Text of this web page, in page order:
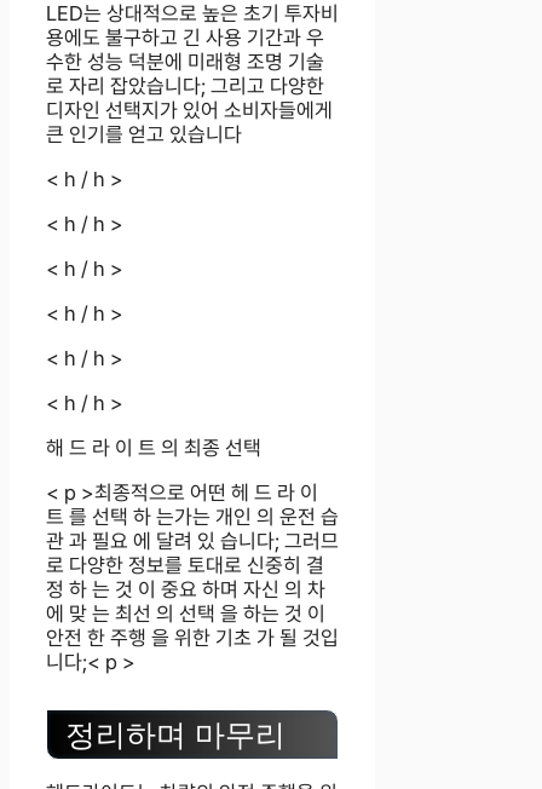
LED는 상대적으로 높은 초기 투자비
용에도 불구하고 긴 사용 기간과 우
수한 성능 덕분에 미래형 조명 기술
로 자리 잡았습니다; 그리고 다양한
디자인 선택지가 있어 소비자들에게
큰 인기를 얻고 있습니다
< h / h >
< h / h >
< h / h >
< h / h >
< h / h >
< h / h >
해 드 라 이 트 의 최종 선택
< p >최종적으로 어떤 헤 드 라 이
트 를 선택 하 는가는 개인 의 운전 습
관 과 필요 에 달려 있 습니다; 그러므
로 다양한 정보를 토대로 신중히 결
정 하 는 것 이 중요 하며 자신 의 차
에 맞 는 최선 의 선택 을 하는 것 이
안전 한 주행 을 위한 기초 가 될 것입
니다;< p >
정리하며 마무리